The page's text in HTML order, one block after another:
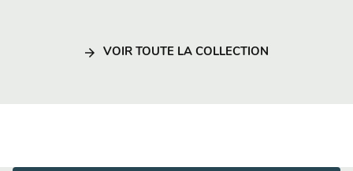
arrow_forward VOIR TOUTE LA COLLECTION